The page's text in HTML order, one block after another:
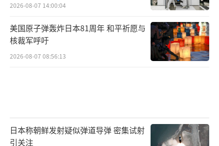
2026-08-07 14:00:04
美国原子弹轰炸日本81周年 和平祈愿与
核裁军呼吁
2026-08-07 08:56:13
日本称朝鲜发射疑似弹道导弹 密集试射
引关注